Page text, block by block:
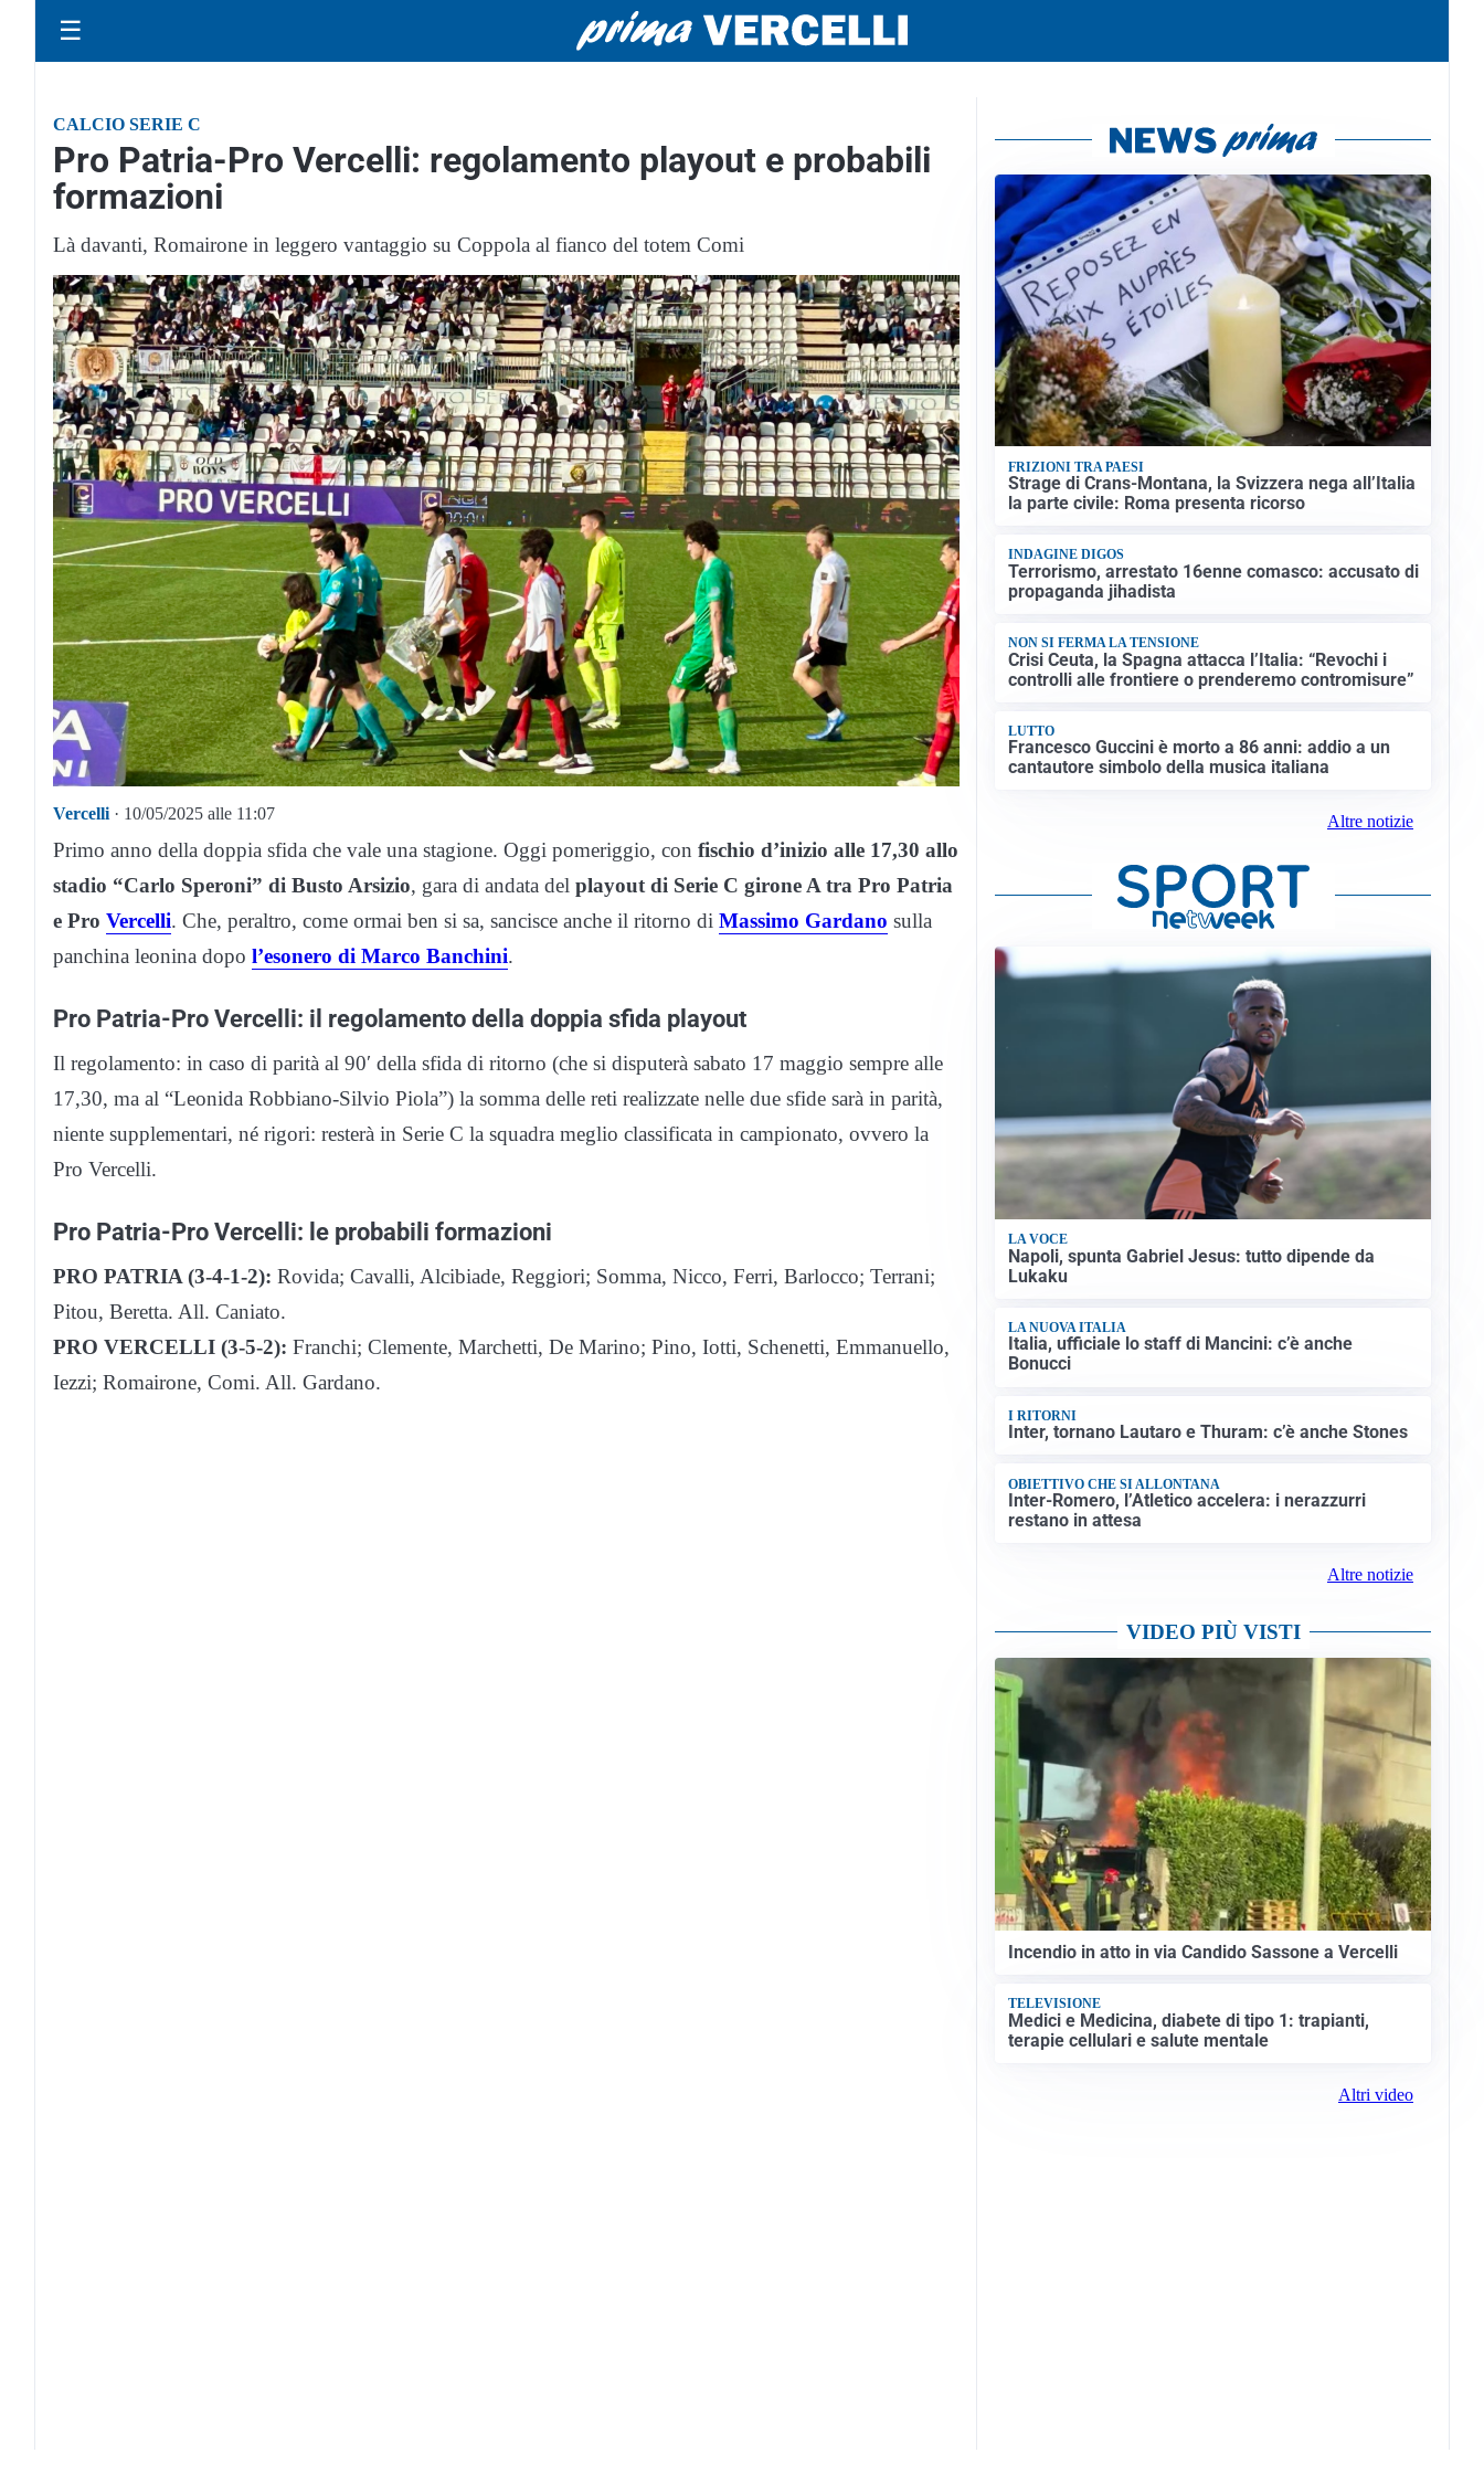
☰
CALCIO SERIE C
Pro Patria-Pro Vercelli: regolamento playout e probabili
formazioni
Là davanti, Romairone in leggero vantaggio su Coppola al fianco del totem Comi
Vercelli · 10/05/2025 alle 11:07
Primo anno della doppia sfida che vale una stagione. Oggi pomeriggio, con fischio d’inizio alle 17,30 allo
stadio “Carlo Speroni” di Busto Arsizio, gara di andata del playout di Serie C girone A tra Pro Patria
e Pro Vercelli. Che, peraltro, come ormai ben si sa, sancisce anche il ritorno di Massimo Gardano sulla
panchina leonina dopo l’esonero di Marco Banchini.
Pro Patria-Pro Vercelli: il regolamento della doppia sfida playout
Il regolamento: in caso di parità al 90′ della sfida di ritorno (che si disputerà sabato 17 maggio sempre alle
17,30, ma al “Leonida Robbiano-Silvio Piola”) la somma delle reti realizzate nelle due sfide sarà in parità,
niente supplementari, né rigori: resterà in Serie C la squadra meglio classificata in campionato, ovvero la
Pro Vercelli.
Pro Patria-Pro Vercelli: le probabili formazioni
PRO PATRIA (3-4-1-2): Rovida; Cavalli, Alcibiade, Reggiori; Somma, Nicco, Ferri, Barlocco; Terrani;
Pitou, Beretta. All. Caniato.
PRO VERCELLI (3-5-2): Franchi; Clemente, Marchetti, De Marino; Pino, Iotti, Schenetti, Emmanuello,
Iezzi; Romairone, Comi. All. Gardano.
FRIZIONI TRA PAESI
Strage di Crans-Montana, la Svizzera nega all’Italia
la parte civile: Roma presenta ricorso
INDAGINE DIGOS
Terrorismo, arrestato 16enne comasco: accusato di
propaganda jihadista
NON SI FERMA LA TENSIONE
Crisi Ceuta, la Spagna attacca l’Italia: “Revochi i
controlli alle frontiere o prenderemo contromisure”
LUTTO
Francesco Guccini è morto a 86 anni: addio a un
cantautore simbolo della musica italiana
Altre notizie
LA VOCE
Napoli, spunta Gabriel Jesus: tutto dipende da
Lukaku
LA NUOVA ITALIA
Italia, ufficiale lo staff di Mancini: c’è anche
Bonucci
I RITORNI
Inter, tornano Lautaro e Thuram: c’è anche Stones
OBIETTIVO CHE SI ALLONTANA
Inter-Romero, l’Atletico accelera: i nerazzurri
restano in attesa
Altre notizie
VIDEO PIÙ VISTI
Incendio in atto in via Candido Sassone a Vercelli
TELEVISIONE
Medici e Medicina, diabete di tipo 1: trapianti,
terapie cellulari e salute mentale
Altri video